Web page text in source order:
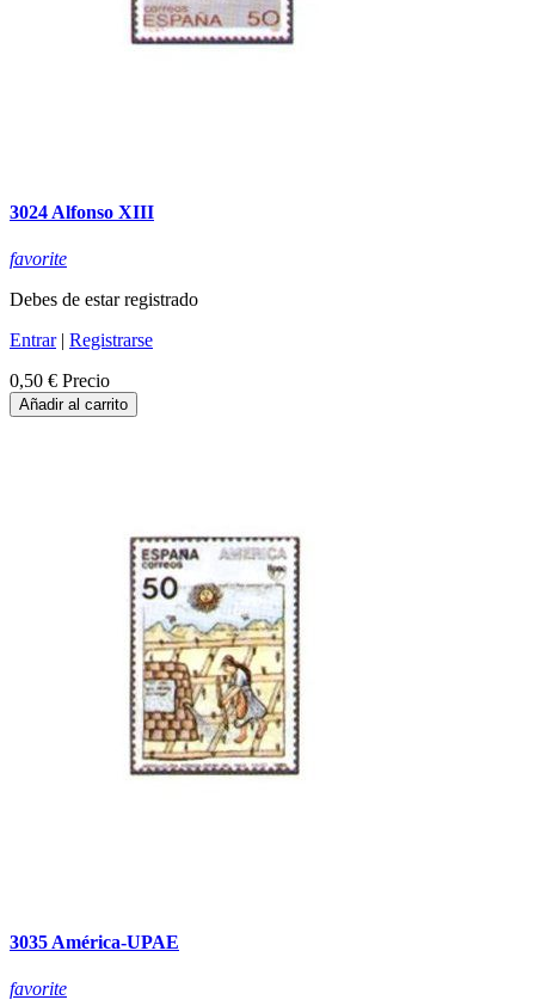
3024 Alfonso XIII
favorite
Debes de estar registrado
Entrar| Registrarse
0,50 € Precio
Añadir al carrito
3035 América-UPAE
favorite